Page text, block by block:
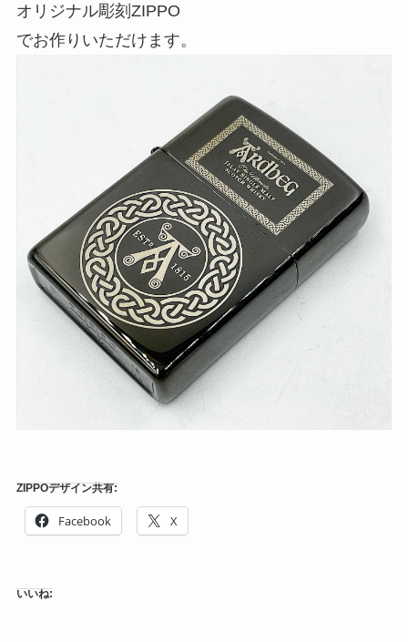
オリジナル彫刻ZIPPO
でお作りいただけます。
ZIPPOデザイン共有:
Facebook X
いいね: